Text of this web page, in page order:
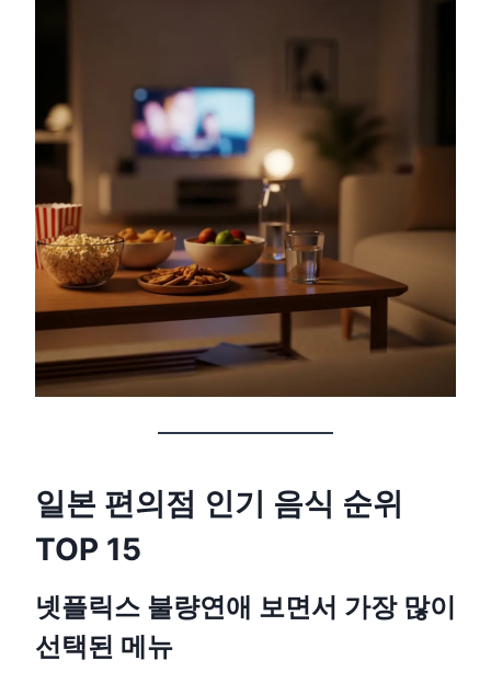
일본 편의점 인기 음식 순위
TOP 15
넷플릭스 불량연애 보면서 가장 많이
선택된 메뉴